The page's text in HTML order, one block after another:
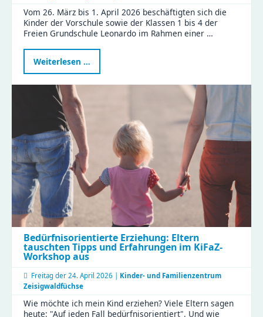
Vom 26. März bis 1. April 2026 beschäftigten sich die
Kinder der Vorschule sowie der Klassen 1 bis 4 der
Freien Grundschule Leonardo im Rahmen einer …
Weiterlesen …
„Nachhaltigkeit
–
Bedürfnisorientierte Erziehung: Eltern
tauschten Tipps und Erfahrungen im KiFaZ-
Workshop aus
Freitag der 24. April 2026 | Kinder- und Familienzentrum
Zeisigwaldfüchse
Wie möchte ich mein Kind erziehen? Viele Eltern sagen
heute: "Auf jeden Fall bedürfnisorientiert". Und wie